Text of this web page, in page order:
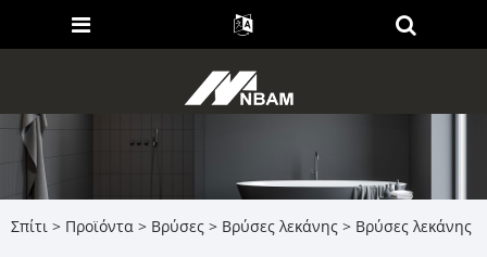
Σπίτι > Προϊόντα > Βρύσες > Βρύσες λεκάνης > Βρύσες λεκάνης